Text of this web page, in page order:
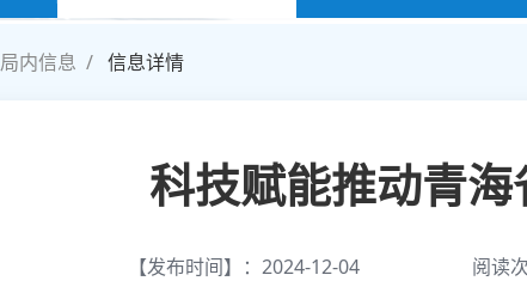
局内信息 信息详情
科技赋能推动青
【发布时间】：2024-12-04 阅读